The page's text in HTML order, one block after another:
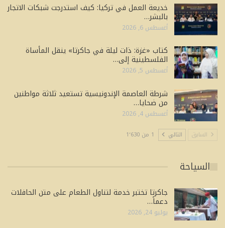
خديعة العمل في تركيا: كيف استدرجت شبكات الاتجار
بالبشر…
أغسطس 6, 2026
كتاب «غزة: ذات ليلة في جاكرتا» ينقل المأساة
الفلسطينية إلى…
أغسطس 5, 2026
شرطة العاصمة الإندونيسية تستعيد ثلاثة مواطنين
من ضحايا…
أغسطس 4, 2026
السابق التالي 1 من 1٬630
السياحة
جاكرتا تختبر خدمة لتناول الطعام على متن الحافلات
دعماً…
يوليو 24, 2026